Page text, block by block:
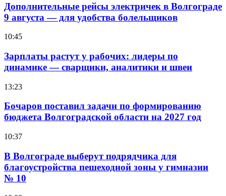
Дополнительные рейсы электричек в Волгограде
9 августа — для удобства болельщиков
10:45
Зарплаты растут у рабочих: лидеры по
динамике — сварщики, аналитики и швеи
13:23
Бочаров поставил задачи по формированию
бюджета Волгоградской области на 2027 год
10:37
В Волгограде выберут подрядчика для
благоустройства пешеходной зоны у гимназии
№ 10